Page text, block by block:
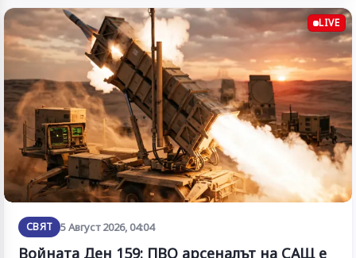
LIVE
СВЯТ 5 Август 2026, 04:04
Войната Ден 159: ПВО арсеналът на САЩ е